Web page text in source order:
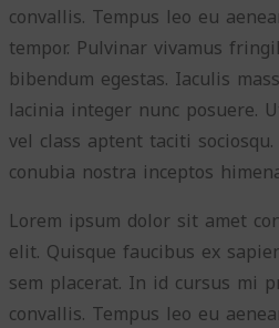
convallis. Tempus leo eu
tempor. Pulvinar vivamus
bibendum egestas. Iaculis
lacinia integer nunc posuere.
vel class aptent taciti
conubia nostra inceptos
Lorem ipsum dolor sit amet
elit. Quisque faucibus ex
sem placerat. In id cursus mi
convallis. Tempus leo eu